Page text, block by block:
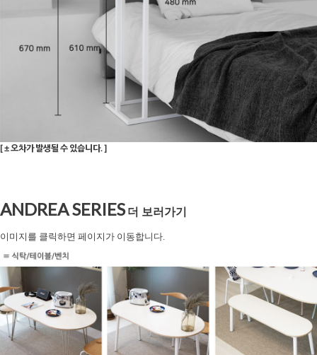
[ ± 오차가 발생될 수 있습니다. ]
ANDREA SERIES 더 보러가기
이미지를 클릭하면 페이지가 이동합니다.